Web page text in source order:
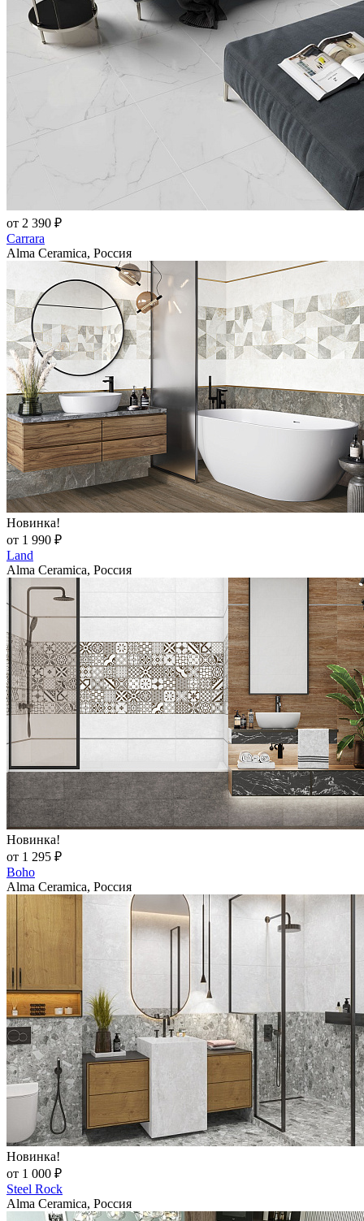
от 2 390 ₽
Carrara
Alma Ceramica, Россия
Новинка!
от 1 990 ₽
Land
Alma Ceramica, Россия
Новинка!
от 1 295 ₽
Boho
Alma Ceramica, Россия
Новинка!
от 1 000 ₽
Steel Rock
Alma Ceramica, Россия